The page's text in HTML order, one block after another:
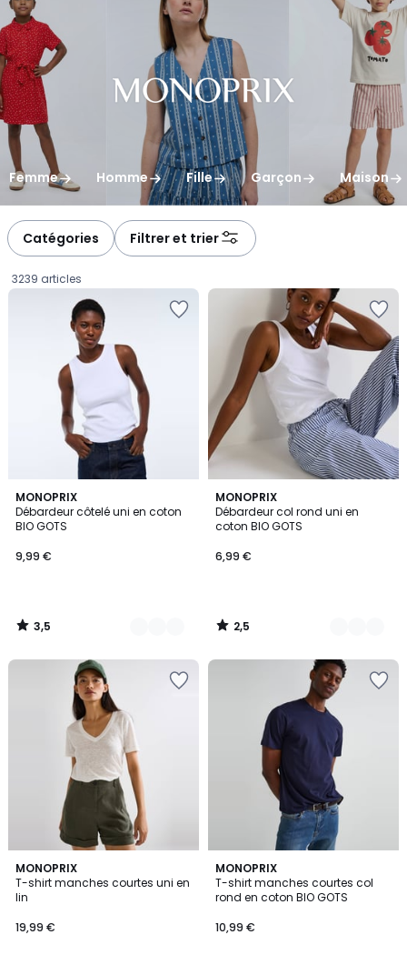
gauchedroite
Femme Homme Fille Garçon Maison
Catégories Filtrer et trier
3239 articles
MONOPRIX
Débardeur côtelé uni en coton
BIO GOTS
€.
9,99 €
3,5
/ 5
8
Couleurs
3,5
/
MONOPRIX
Débardeur col rond uni en
coton BIO GOTS
6,99 €
2,5
/ 5
4
Couleurs
2,5
/
MONOPRIX
T-shirt manches courtes uni en
lin
19,99 €
3,6
/ 5
7
Couleurs
MONOPRIX
T-shirt manches courtes col
rond en coton BIO GOTS
10,99 €
10
Couleurs